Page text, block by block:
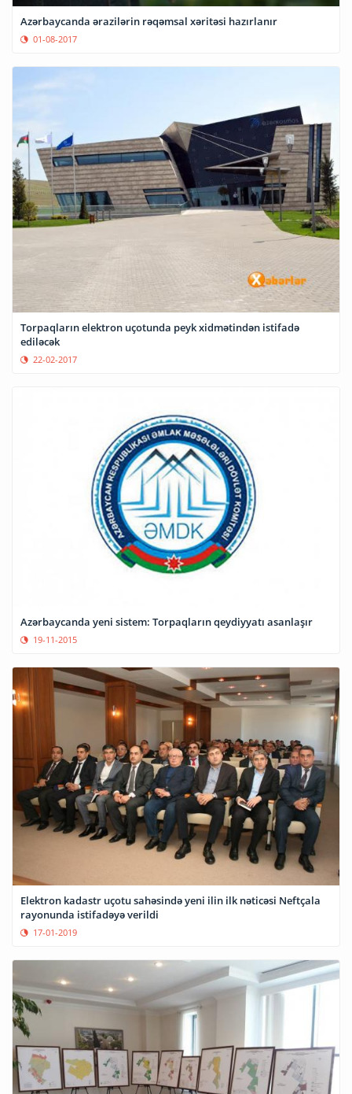
Azərbaycanda ərazilərin rəqəmsal xəritəsi hazırlanır
01-08-2017
Torpaqların elektron uçotunda peyk xidmətindən istifadə
ediləcək
22-02-2017
Azərbaycanda yeni sistem: Torpaqların qeydiyyatı asanlaşır
19-11-2015
Elektron kadastr uçotu sahəsində yeni ilin ilk nəticəsi Neftçala
rayonunda istifadəyə verildi
17-01-2019